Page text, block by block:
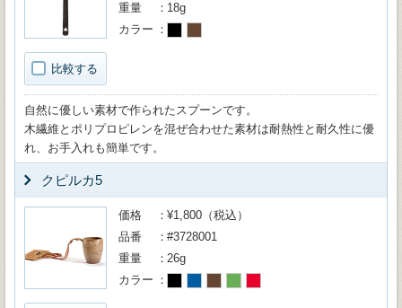
比較する
重量
18g
カラー
自然に優しい素材で作られたスプーンです。
木繊維とポリプロピレンを混ぜ合わせた素材は耐熱性と耐久性に優
れ、お手入れも簡単です。
クピルカ5
価格
¥1,800（税込）
品番
#3728001
重量
26g
カラー